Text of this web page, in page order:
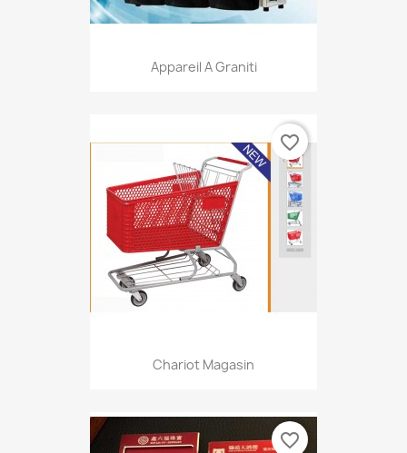
Appareil A Graniti
Chariot Magasin
favorite_border
favorite_border